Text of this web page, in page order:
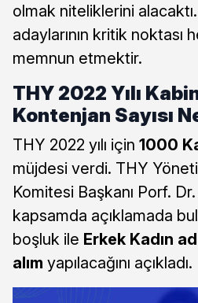
olmak niteliklerini
adaylarının kritik noktası
memnun etmektir.
THY 2022 Yılı
Kontenjan Sayısı
THY 2022 yılı için 1000
müjdesi verdi. THY
Komitesi Başkanı Porf.
kapsamda açıklamada
boşluk ile Erkek Kadın
alım yapılacağını açıkladı.